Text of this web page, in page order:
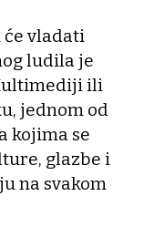
će vladati
ludila je
ili
jednom od
kojima se
glazbe i
na svakom